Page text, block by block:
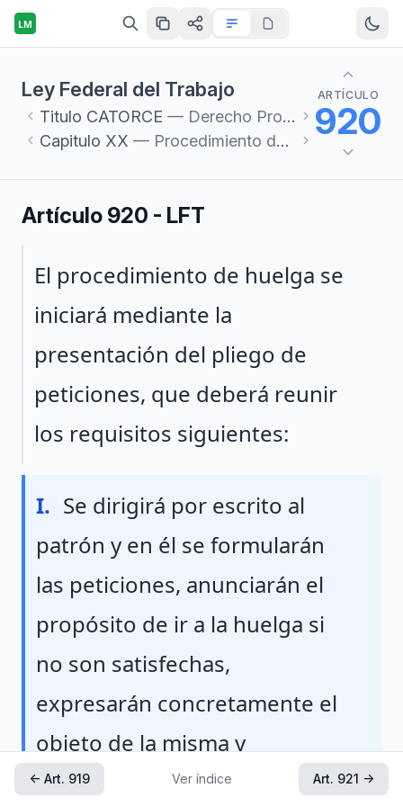
LM
Ley Federal del Trabajo
Titulo CATORCE — Derecho Procesal del Trabajo
Capitulo XX — Procedimiento de Huelga
ARTÍCULO
920
Artículo 920 - LFT
Párrafo 1
El procedimiento de huelga se
iniciará mediante la
presentación del pliego de
peticiones, que deberá reunir
los requisitos siguientes:
Fraccion I
I. Se dirigirá por escrito al
patrón y en él se formularán
las peticiones, anunciarán el
propósito de ir a la huelga si
no son satisfechas,
expresarán concretamente el
objeto de la misma y
señalarán el día y hora en que
← Art. 919 Ver índice Art. 921 →